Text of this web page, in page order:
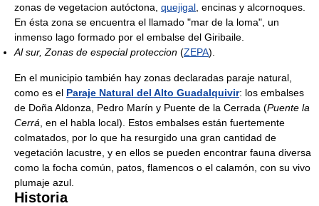
zonas de vegetacion autóctona, quejigal , encinas y alcornoques.
En ésta zona se encuentra el llamado "mar de la loma", un
inmenso lago formado por el embalse del Giribaile.
Al sur, Zonas de especial proteccion (ZEPA).
En el municipio también hay zonas declaradas paraje natural,
como es el Paraje Natural del Alto Guadalquivir: los embalses
de Doña Aldonza, Pedro Marín y Puente de la Cerrada (Puente la
Cerrá , en el habla local). Estos embalses están fuertemente
colmatados, por lo que ha resurgido una gran cantidad de
vegetación lacustre, y en ellos se pueden encontrar fauna diversa
como la focha común, patos, flamencos o el calamón, con su vivo
plumaje azul.
Historia